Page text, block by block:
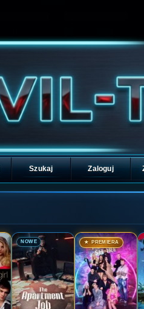
Szukaj Zaloguj
🎬NOWE 🎬★ PREMIERA